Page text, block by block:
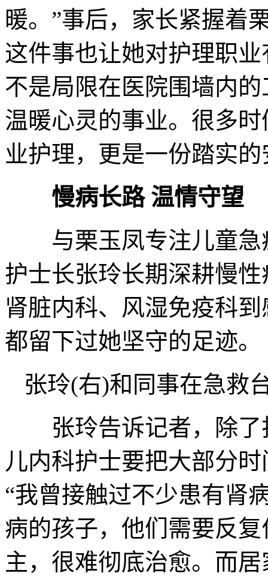
暖。”事后，家长紧握着
这件事也让她对护理职
不是局限在医院围墙内
温暖心灵的事业。很多
业护理，更是一份踏实的
慢病长路 温情守望
与栗玉凤专注儿童急
护士长张玲长期深耕慢
肾脏内科、风湿免疫科
都留下过她坚守的足迹。
张玲(右)和同事在急救
张玲告诉记者，除了
儿内科护士要把大部分
“我曾接触过不少患有肾
病的孩子，他们需要反
主，很难彻底治愈。而